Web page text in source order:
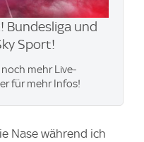
Bundesliga und
Sport!
mehr Live-
für mehr Infos!
Nase während ich